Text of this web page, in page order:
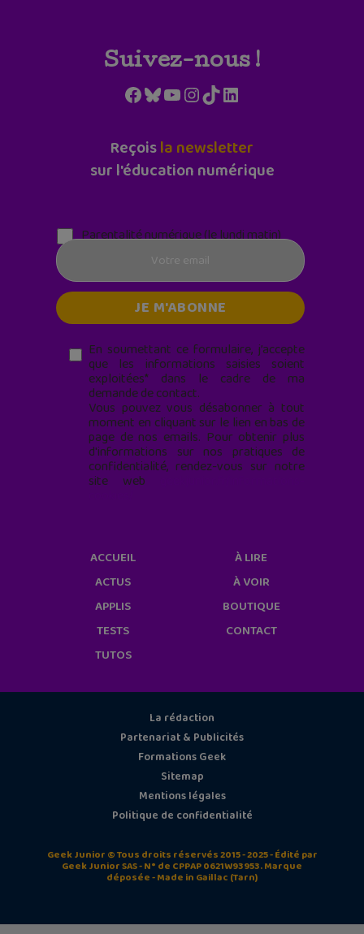
Suivez-nous !
Facebook
Bluesky
YouTube
Instagram
TikTokLinkedIn
Reçoisla newsletter
sur l'éducation numérique
Parentalité numérique (le lundi matin)
En soumettant ce formulaire, j’accepte
que les informations saisies soient
exploitées* dans le cadre de ma
demande de contact.
Vous pouvez vous désabonner à tout
moment en cliquant sur le lien en bas de
page de nos emails. Pour obtenir plus
d'informations sur nos pratiques de
confidentialité, rendez-vous sur notre
site web
ACCUEIL
ACTUS
APPLIS
TESTS
TUTOS
À LIRE
À VOIR
BOUTIQUE
CONTACT
La rédaction
Partenariat & Publicités
Formations Geek
Sitemap
Mentions légales
Politique de confidentialité
Geek Junior © Tous droits réservés 2015 - 2025 - Édité par
Geek Junior SAS - N° de CPPAP 0621W93953. Marque
déposée - Made in Gaillac (Tarn)